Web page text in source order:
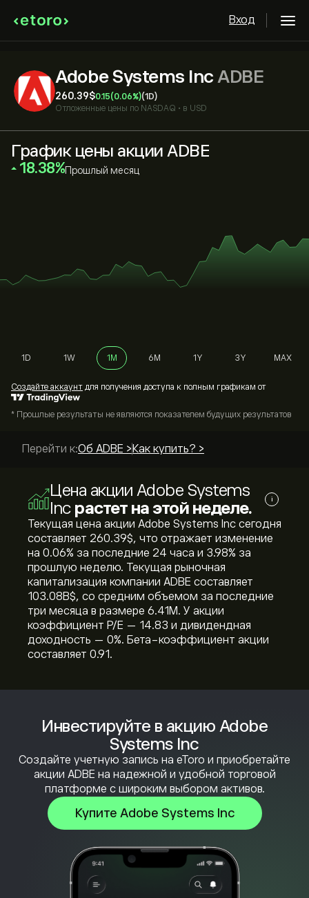
Вход
Adobe Systems Inc ADBE
260.39‎$‎0.15(0.06%)(1D)
Отложенные цены по NASDAQ • в USD
Инвестируйте в акцию Adobe
Systems Inc
Создайте учетную запись на eToro и приобретайте
акции ADBE на надежной и удобной торговой
платформе с широким выбором активов.
Купите Adobe Systems Inc
График цены акции ADBE
‎18.38‎ Прошлый месяц
1D 1W 1M 6M 1Y 3Y MAX
Cоздайте аккаунт для получения доступа к полным графикам от
* Прошлые результаты не являются показателем будущих результатов
Перейти к:Об ADBE > Как купить? >
Цена акции Adobe Systems
Inc растет на этой неделе. i
Текущая цена акции Adobe Systems Inc сегодня
составляет 260.39‎$‎, что отражает изменение
на ‎0.06‎% за последние 24 часа и ‎3.98‎% за
прошлую неделю. Текущая рыночная
капитализация компании ADBE составляет
103.08B‎$‎, со средним объемом за последние
три месяца в размере 6.41M. У акции
коэффициент P/E — 14.83 и дивидендная
доходность — 0%. Бета-коэффициент акции
составляет 0.91.